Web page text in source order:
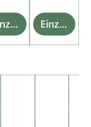
Einzelheiten Einzelheiten